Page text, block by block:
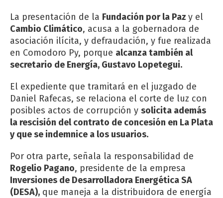
La presentación de la Fundación por la Paz y el
Cambio Climático, acusa a la gobernadora de
asociación ilícita, y defraudación, y fue realizada
en Comodoro Py, porque alcanza también al
secretario de Energía, Gustavo Lopetegui.
El expediente que tramitará en el juzgado de
Daniel Rafecas, se relaciona el corte de luz con
posibles actos de corrupción y solicita además
la rescisión del contrato de concesión en La Plata
y que se indemnice a los usuarios.
Por otra parte, señala la responsabilidad de
Rogelio Pagano, presidente de la empresa
Inversiones de Desarrolladora Energética SA
(DESA), que maneja a la distribuidora de energía